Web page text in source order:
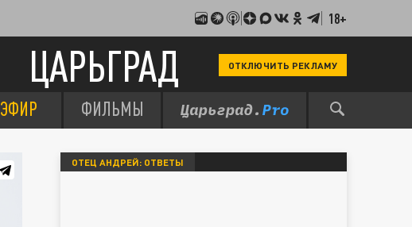
18+
ЦАРЬГРАД ОТКЛЮЧИТЬ РЕКЛАМУ
ЭФИР ФИЛЬМЫ
ОТЕЦ АНДРЕЙ: ОТВЕТЫ